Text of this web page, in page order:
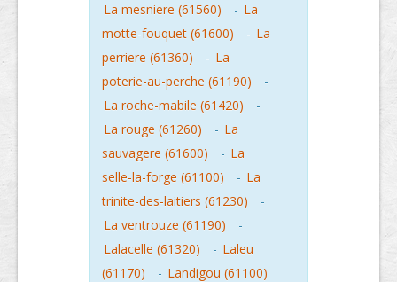
La mesniere (61560)
- La
motte-fouquet (61600)
- La
perriere (61360)
- La
poterie-au-perche (61190)
-
La roche-mabile (61420)
-
La rouge (61260)
- La
sauvagere (61600)
- La
selle-la-forge (61100)
- La
trinite-des-laitiers (61230)
-
La ventrouze (61190)
-
Lalacelle (61320)
- Laleu
(61170)
- Landigou (61100)